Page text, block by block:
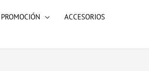
PROMOCIÓN
ACCESORIOS